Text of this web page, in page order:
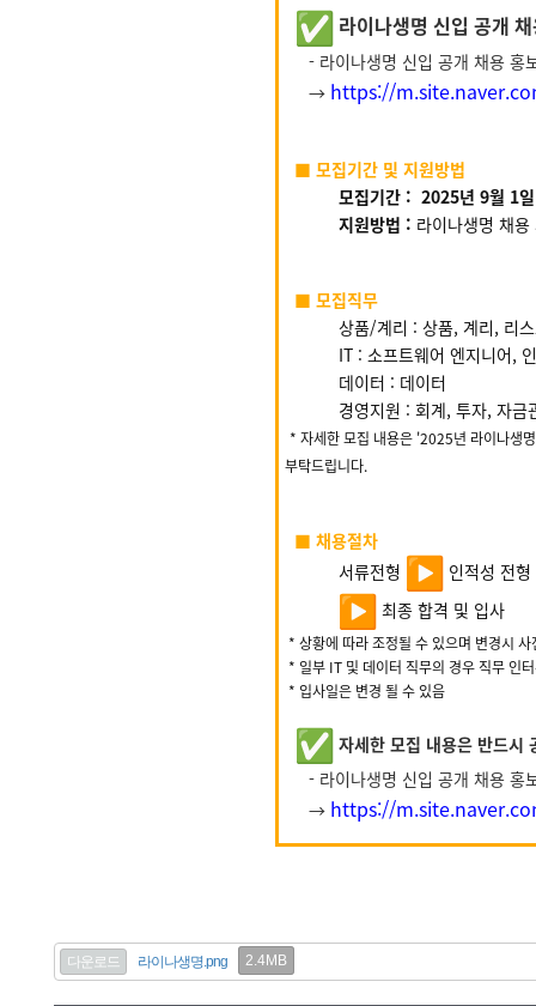
라이나생명 신입 공개
- 라이나생명 신입 공개 채용 홍
→ https://
■ 모집기간 및 지원방법
모집기간 : 2025년 9월 1
지원방법 : 라이나생명 채
■ 모집직무
상품/계리 : 상품, 계리, 리
IT : 소프트웨어 엔지니어,
데이터 : 데이터
경영지원 : 회계, 투자, 자금
* 자세한 모집 내용은 '2025년 라이나생
부탁드립니다.
■ 채용절차
서류전형
인적성 전형
최종 합격 및 입사
* 상황에 따라 조정될 수 있으며 변경시
* 일부 IT 및 데이터 직무의 경우 직무 인
* 입사일은 변경 될 수 있음
자세한 모집 내용은 반드시
- 라이나생명 신입 공개 채용 홍
→ https://
다운로드 라이나생명.png 2.4MB